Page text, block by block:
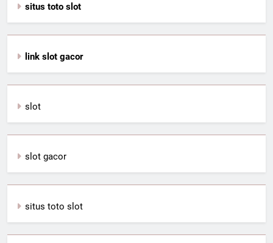
situs toto slot
link slot gacor
slot
slot gacor
situs toto slot